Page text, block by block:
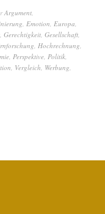
Argument,
, Emotion, Europa,
, Gerechtigkeit, Gesellschaft,
, Hochrechnung,
, Perspektive, Politik,
, Vergleich, Werbung,